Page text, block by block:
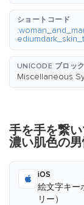
ショートコード
UNICODE ブロック
Miscellaneous
手を手を繋
濃い肌色の
iOS
絵文字キー
リー）